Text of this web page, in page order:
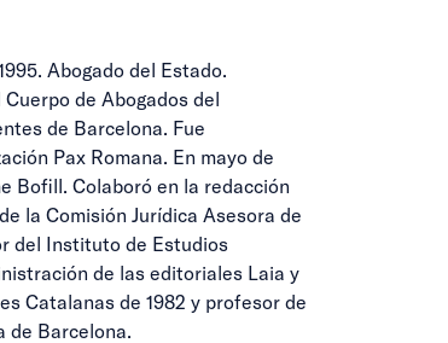
Abogado del Estado.
de Abogados del
de Barcelona. Fue
Pax Romana. En mayo de
Bofill. Colaboró en la redacción
la Comisión Jurídica Asesora de
del Instituto de Estudios
de las editoriales Laia y
Catalanas de 1982 y profesor de
de Barcelona.